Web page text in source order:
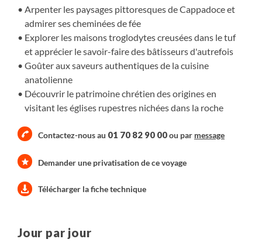
Arpenter les paysages pittoresques de Cappadoce et
admirer ses cheminées de fée
Explorer les maisons troglodytes creusées dans le tuf
et apprécier le savoir-faire des bâtisseurs d'autrefois
Goûter aux saveurs authentiques de la cuisine
anatolienne
Découvrir le patrimoine chrétien des origines en
visitant les églises rupestres nichées dans la roche
Contactez-nous au 01 70 82 90 00ou par message
Demander une privatisation de ce voyage
Télécharger la fiche technique
Jour par jour